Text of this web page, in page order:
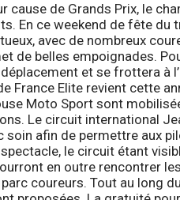
cause de Grands Prix, le
En ce weekend de fête du
avec de nombreux
de belles empoignades.
et se frottera à
France Elite revient cette
Moto Sport sont
Le circuit international
afin de permettre aux
le circuit étant
en outre rencontrer
coureurs. Tout au long